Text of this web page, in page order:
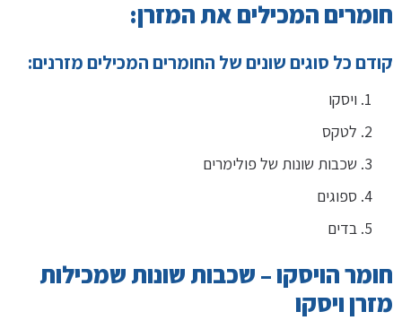
חומרים המכילים את המזרן:
קודם כל סוגים שונים של החומרים המכילים מזרנים:
ויסקו
לטקס
שכבות שונות של פולימרים
ספוגים
בדים
חומר הויסקו – שכבות שונות שמכילות
מזרן ויסקו